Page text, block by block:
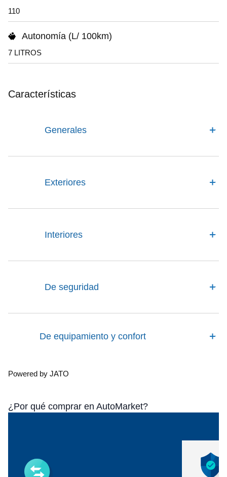
110
Autonomía (L/ 100km)
7 LITROS
Características
Generales
Exteriores
Interiores
De seguridad
De equipamiento y confort
Powered by JATO
¿Por qué comprar en AutoMarket?